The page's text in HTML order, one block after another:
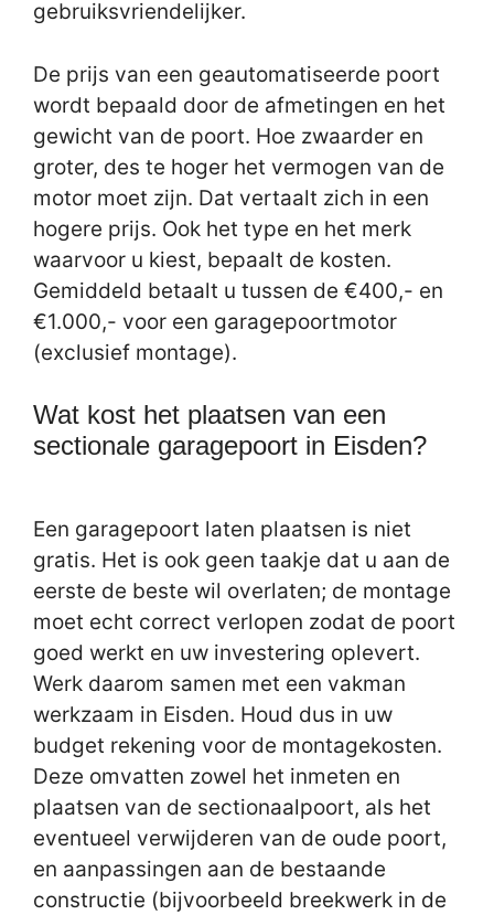
gebruiksvriendelijker.
De prijs van een geautomatiseerde poort
wordt bepaald door de afmetingen en het
gewicht van de poort. Hoe zwaarder en
groter, des te hoger het vermogen van de
motor moet zijn. Dat vertaalt zich in een
hogere prijs. Ook het type en het merk
waarvoor u kiest, bepaalt de kosten.
Gemiddeld betaalt u tussen de €400,- en
€1.000,- voor een garagepoortmotor
(exclusief montage).
Wat kost het plaatsen van een
sectionale garagepoort in Eisden?
Een garagepoort laten plaatsen is niet
gratis. Het is ook geen taakje dat u aan de
eerste de beste wil overlaten; de montage
moet echt correct verlopen zodat de poort
goed werkt en uw investering oplevert.
Werk daarom samen met een vakman
werkzaam in Eisden. Houd dus in uw
budget rekening voor de montagekosten.
Deze omvatten zowel het inmeten en
plaatsen van de sectionaalpoort, als het
eventueel verwijderen van de oude poort,
en aanpassingen aan de bestaande
constructie (bijvoorbeeld breekwerk in de